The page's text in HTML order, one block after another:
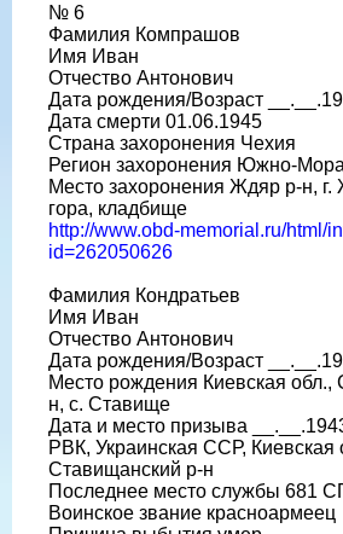
№ 6
Фамилия Компрашов
Имя Иван
Отчество Антонович
Дата рождения/Возраст
Дата смерти 01.06.1945
Страна захоронения Чехия
Регион захоронения Южно-
Место захоронения Ждяр р-н,
гора, кладбище
http://www.obd-memorial.ru/html/
id=262050626
Фамилия Кондратьев
Имя Иван
Отчество Антонович
Дата рождения/Возраст
Место рождения Киевская обл.,
н, с. Ставище
Дата и место призыва
РВК, Украинская ССР, Киевская
Ставищанский р-н
Последнее место службы 681
Воинское звание красноармеец